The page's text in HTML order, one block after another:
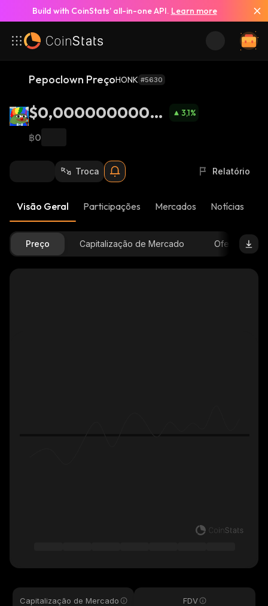
Build with CoinStats’ all-in-one API. Learn more
Pepoclown PreçoHONK #5630
$0,00000000043
98
3,1%
฿0
Troca Relatório
Visão Geral Participações Mercados Notícias
Preço Capitalização de Mercado Oferta
Capitalização de Mercado FDV